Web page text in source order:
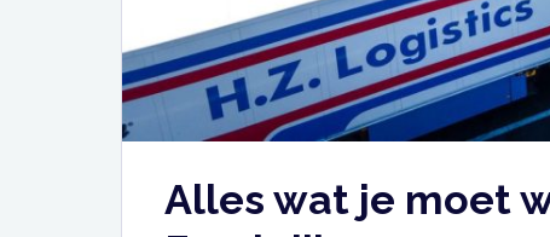
Alles wat je moet